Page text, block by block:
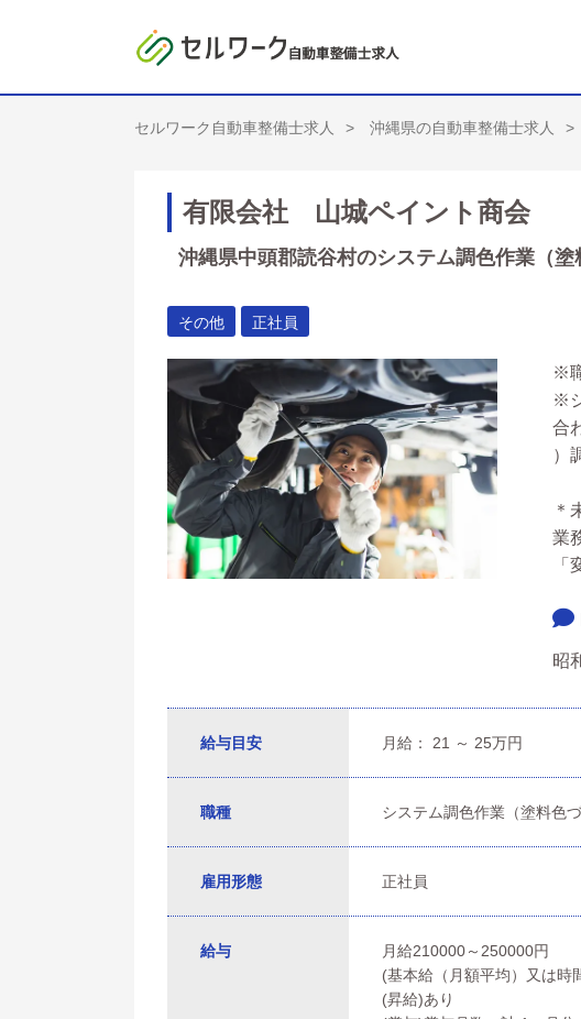
セルワーク自動車整備士求人 沖縄県の自動車整備士求人
有限会社 山城ペイント商会
沖縄県中頭郡読谷村のシステム調色作業（
その他 正社員
※
※
合
）
＊
業
「
昭
給与目安 月給： 21 ～ 25万円
職種 システム調色作業（塗料色
雇用形態 正社員
給与
月給210000～250000円
(基本給（月額平均）又は
(昇給)あり